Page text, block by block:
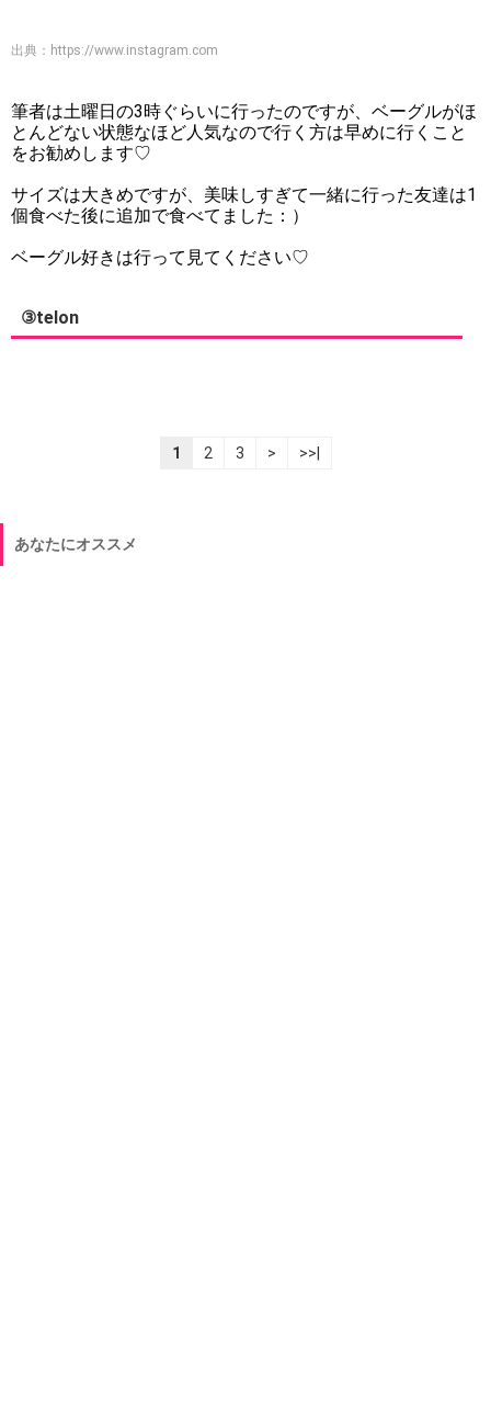
出典： https://www.instagram.com
筆者は土曜日の3時ぐらいに行ったのですが、ベーグルがほ
とんどない状態なほど人気なので行く方は早めに行くこと
をお勧めします♡
サイズは大きめですが、美味しすぎて一緒に行った友達は1
個食べた後に追加で食べてました：）
ベーグル好きは行って見てください♡
③telon
1 2 3 > >>|
あなたにオススメ